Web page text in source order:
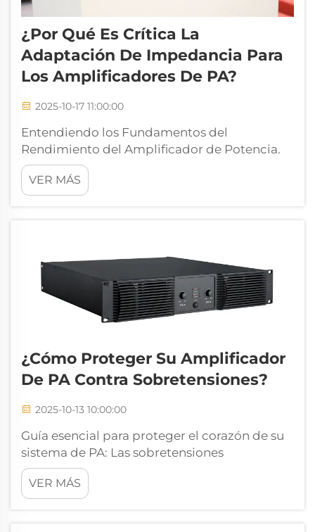
¿Por Qué Es Crítica La
Adaptación De Impedancia Para
Los Amplificadores De PA?
2025-10-17 11:00:00
Entendiendo los Fundamentos del
Rendimiento del Amplificador de Potencia.
En el mundo de la ingeniería de audio y los
sistemas de sonido, la adaptación de
impedancia desempeña un papel
VER MÁS
¿Cómo Proteger Su Amplificador
De PA Contra Sobretensiones?
2025-10-13 10:00:00
Guía esencial para proteger el corazón de su
sistema de PA: Las sobretensiones
representan una amenaza seria para los
equipos de audio profesional, y los
amplificadores de PA son particularmente
VER MÁS